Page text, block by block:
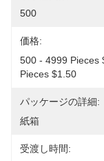
500
価格:
500 - 4999 Pieces
Pieces $1.50
パッケージの詳細:
紙箱
受渡し時間: